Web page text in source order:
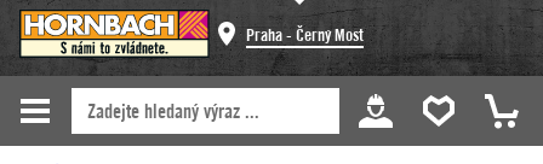
Praha - Černý Most